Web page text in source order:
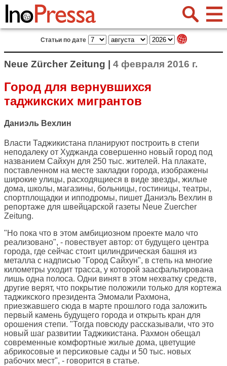
Статьи по дате
Neue Zürcher Zeitung | 4 февраля 2016 г.
Город для вернувшихся
таджикских мигрантов
Даниэль Вехлин
Власти Таджикистана планируют построить в степи
неподалеку от Худжанда совершенно новый город под
названием Сайхун для 250 тыс. жителей. На плакате,
поставленном на месте закладки города, изображены
широкие улицы, расходящиеся в виде звезды, жилые
дома, школы, магазины, больницы, гостиницы, театры,
спортплощадки и ипподромы, пишет Даниэль Вехлин в
репортаже для швейцарской газеты Neue Zuercher
Zeitung.
"Но пока что в этом амбициозном проекте мало что
реализовано", - повествует автор: от будущего центра
города, где сейчас стоит цилиндрическая башня из
металла с надписью "Город Сайхун", в степь на многие
километры уходит трасса, у которой заасфальтирована
лишь одна полоса. Одни винят в этом нехватку средств,
другие верят, что покрытие положили только для кортежа
таджикского президента Эмомали Рахмона,
приезжавшего сюда в марте прошлого года заложить
первый камень будущего города и открыть кран для
орошения степи. "Тогда повсюду рассказывали, что это
новый шаг развитии Таджикистана. Рахмон обещал
современные комфортные жилые дома, цветущие
абрикосовые и персиковые сады и 50 тыс. новых
рабочих мест", - говорится в статье.